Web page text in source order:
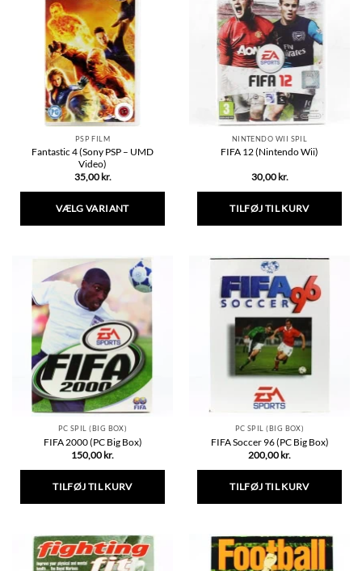
varianter.
Mulighederne
kan
vælges
på
varesiden
PSP FILM
Fantastic 4 (Sony PSP – UMD
Video)
35,00 kr.
VÆLG VARIANT
flere
varianter.
Mulighederne
kan
vælges
på
varesiden
NINTENDO WII SPIL
FIFA 12 (Nintendo Wii)
30,00 kr.
TILFØJ TIL KURV
PC SPIL (BIG BOX)
FIFA 2000 (PC Big Box)
150,00 kr.
TILFØJ TIL KURV
PC SPIL (BIG BOX)
FIFA Soccer 96 (PC Big Box)
200,00 kr.
TILFØJ TIL KURV